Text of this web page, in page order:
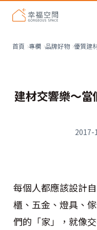
首頁 專欄 品牌好物 優質建
建材交響樂～
2017-
每個人都應該設計
櫃、五金、燈具、
們的「家」，就像